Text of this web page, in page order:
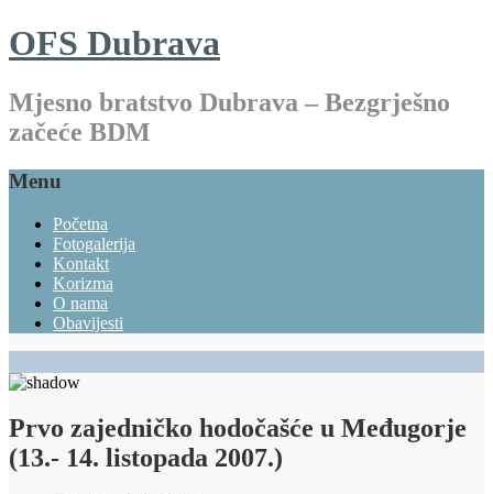
OFS Dubrava
Mjesno bratstvo Dubrava – Bezgrješno
začeće BDM
Menu
Početna
Fotogalerija
Kontakt
Korizma
O nama
Obavijesti
Prvo zajedničko hodočašće u Međugorje
(13.- 14. listopada 2007.)